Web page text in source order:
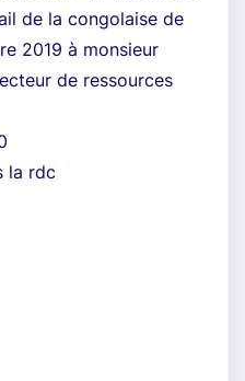
de la congolaise de
2019 à monsieur
de ressources
la rdc